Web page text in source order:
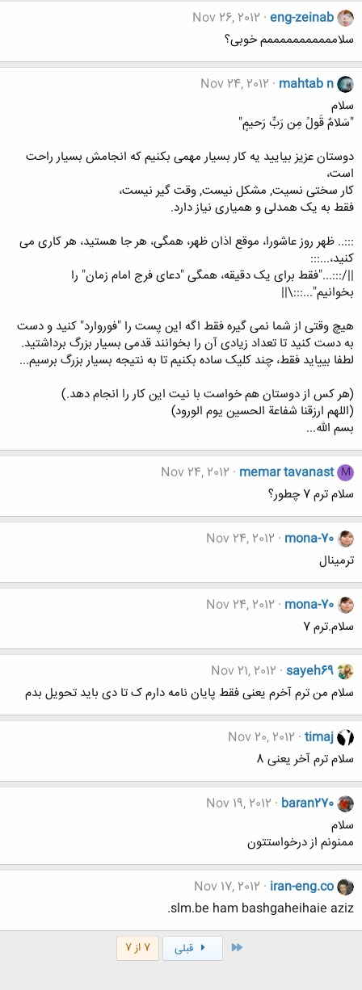
eng-zeinab
Nov 26, 2012
سلامممممممممممم خوبی؟
mahtab n
Nov 24, 2012
سلام
"سَلامٌ قَولً مِن رَبٍّ رَحيمٍ"
دوستان عزیز بیایید یه کار بسیار مهمی بکنیم که انجامش بسیار راحت
است،
کار سختی نسیت, مشکل نیست, وقت گیر نیست،
فقط به یک همدلی و همیاری نیاز دارد.
:::.. ظهر روز عاشورا، موقع اذان ظهر، همگی، هر جا هستید، هر کاری می
کنید،...:::
||/:::..."فقط برای یک دقیقه، همگی "دعای فرج امام زمان" را
بخوانیم"...:::\||
هیچ وقتی از شما نمی گیره فقط اگه این پست را "فوروارد" کنید و دست
به دست کنید تا تعداد زیادی آن را بخوانند قدمی بسیار بزرگ برداشتید.
لطفا بییاید فقط، چند کلیک ساده بکنیم تا به نتیجه بسیار بزرگ برسیم...
(هر کس از دوستان هم خواست با نیت این کار را انجام دهد.)
(اللهم ارزقنا شفاعة الحسين يوم الورود)
بسم الله...
M
memar tavanast
Nov 24, 2012
سلام ترم 7 چطور؟
mona-70
Nov 24, 2012
ترمینال
mona-70
Nov 24, 2012
سلام.ترم 7
sayeh69
Nov 21, 2012
سلام من ترم آخرم یعنی فقط پایان نامه دارم ک تا دی باید تحویل بدم
timaj
Nov 20, 2012
سلام ترم آخر یعنی 8
baran270
Nov 19, 2012
سلام
ممنونم از درخواستتون
iran-eng.co
Nov 17, 2012
slm.be ham bashgaheihaie aziz.
اول قبلی 7 از 7